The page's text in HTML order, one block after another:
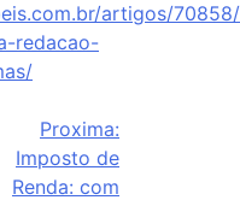
artigos/
redacao-
Proxima:
Imposto de
Renda: com